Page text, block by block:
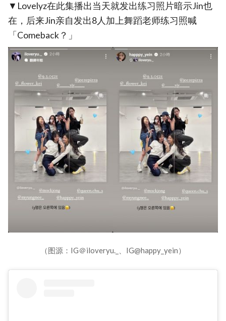
▼Lovelyz在此集播出当天就发出练习照片暗示Jin也
在，后来Jin亲自发出8人加上舞蹈老师练习照喊
「Comeback？」
（图源：IG＠iloveryu._、IG@happy_yein）